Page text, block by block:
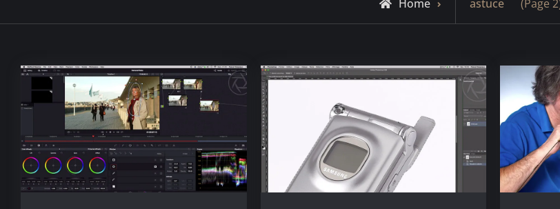
Home
tagged
astuce (Page